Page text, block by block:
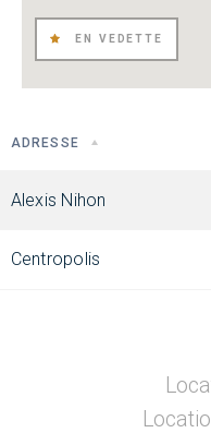
EN VEDETTE
ADRESSE
Alexis Nihon
Centropolis